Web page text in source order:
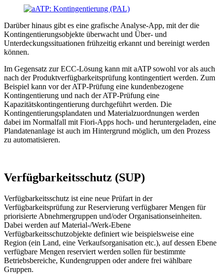
Darüber hinaus gibt es eine grafische Analyse-App, mit der die
Kontingentierungsobjekte überwacht und Über- und
Unterdeckungssituationen frühzeitig erkannt und bereinigt werden
können.
Im Gegensatz zur ECC-Lösung kann mit aATP sowohl vor als auch
nach der Produktverfügbarkeitsprüfung kontingentiert werden. Zum
Beispiel kann vor der ATP-Prüfung eine kundenbezogene
Kontingentierung und nach der ATP-Prüfung eine
Kapazitätskontingentierung durchgeführt werden. Die
Kontingentierungsplandaten und Materialzuordnungen werden
dabei im Normalfall mit Fiori-Apps hoch- und heruntergeladen, eine
Plandatenanlage ist auch im Hintergrund möglich, um den Prozess
zu automatisieren.
Verfügbarkeitsschutz (SUP)
Verfügbarkeitsschutz ist eine neue Prüfart in der
Verfügbarkeitsprüfung zur Reservierung verfügbarer Mengen für
priorisierte Abnehmergruppen und/oder Organisationseinheiten.
Dabei werden auf Material-/Werk-Ebene
Verfügbarkeitsschutzobjekte definiert wie beispielsweise eine
Region (ein Land, eine Verkaufsorganisation etc.), auf dessen Ebene
verfügbare Mengen reserviert werden sollen für bestimmte
Betriebsbereiche, Kundengruppen oder andere frei wählbare
Gruppen.